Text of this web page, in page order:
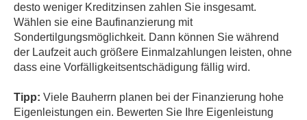
desto weniger Kreditzinsen zahlen Sie insgesamt.
Wählen sie eine Baufinanzierung mit
Sondertilgungsmöglichkeit. Dann können Sie während
der Laufzeit auch größere Einmalzahlungen leisten, ohne
dass eine Vorfälligkeitsentschädigung fällig wird.
Tipp: Viele Bauherrn planen bei der Finanzierung hohe
Eigenleistungen ein. Bewerten Sie Ihre Eigenleistung